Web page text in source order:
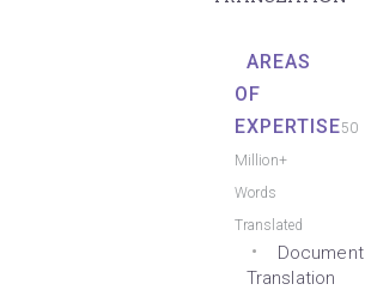
AREAS
OF
EXPERTISE50
Million+
Words
Translated
Document
Translation